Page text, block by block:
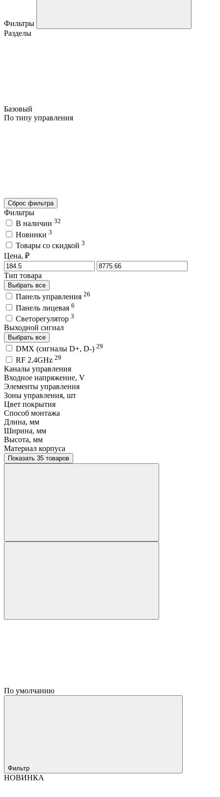
Фильтры
Разделы
Базовый
По типу управления
Сброс фильтра
Фильтры
В наличии 32
Новинки 3
Товары со скидкой 3
Цена, ₽
Тип товара
Выбрать все
Панель управления 26
Панель лицевая 6
Светорегулятор 3
Выходной сигнал
Выбрать все
DMX (сигналы D+, D-) 29
RF 2.4GHz 29
Каналы управления
Входное напряжение, V
Элементы управления
Зоны управления, шт
Цвет покрытия
Способ монтажа
Длина, мм
Ширина, мм
Высота, мм
Материал корпуса
Показать 35 товаров
По умолчанию
Фильтр
НОВИНКА